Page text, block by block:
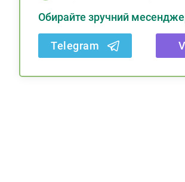
Обирайте зручний
Telegram